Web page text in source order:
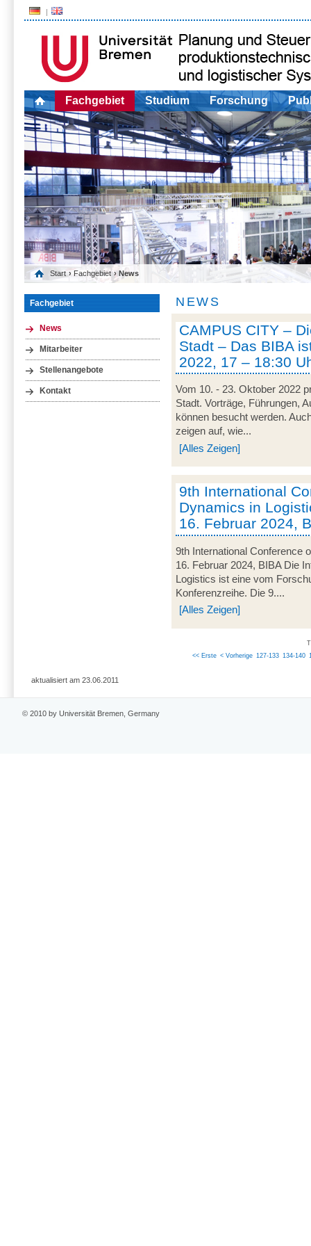
Fachgebiet Studium Forschung
Start › Fachgebiet › News
Fachgebiet
News
Mitarbeiter
Stellenangebote
Kontakt
NEWS
CAMPUS CITY –
Stadt – Das BIBA
2022, 17 – 18:30
Vom 10. - 23. Oktober 2022
Stadt. Vorträge, Führungen,
können besucht werden.
zeigen auf, wie...
[Alles Zeigen]
9th International
Dynamics in
16. Februar 2024,
9th International Conference
16. Februar 2024, BIBA Die
Logistics ist eine vom
Konferenzreihe. Die 9....
[Alles Zeigen]
<< Erste < Vorherige 127-133 134-140
aktualisiert am 23.06.2011
© 2010 by Universität Bremen, Germany